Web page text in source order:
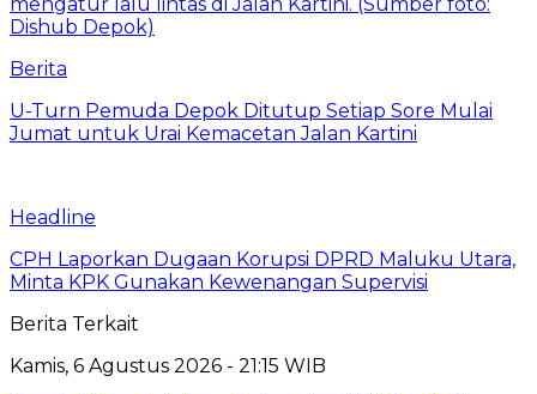
Berita
U-Turn Pemuda Depok Ditutup Setiap Sore Mulai
Jumat untuk Urai Kemacetan Jalan Kartini
Headline
CPH Laporkan Dugaan Korupsi DPRD Maluku Utara,
Minta KPK Gunakan Kewenangan Supervisi
Berita Terkait
Kamis, 6 Agustus 2026 - 21:15 WIB